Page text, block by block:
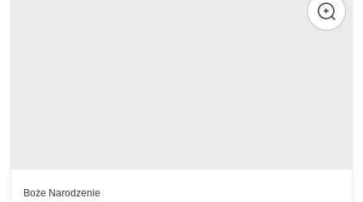
Boże Narodzenie